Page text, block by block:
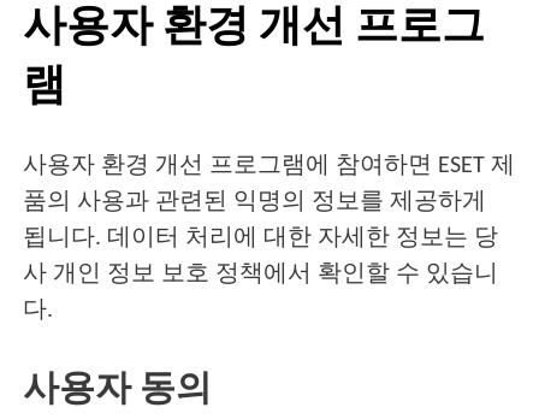
사용자 환경 개선 프로그
램
사용자 환경 개선 프로그램에 참여하면 ESET 제
품의 사용과 관련된 익명의 정보를 제공하게
됩니다. 데이터 처리에 대한 자세한 정보는 당
사 개인 정보 보호 정책에서 확인할 수 있습니
다.
사용자 동의